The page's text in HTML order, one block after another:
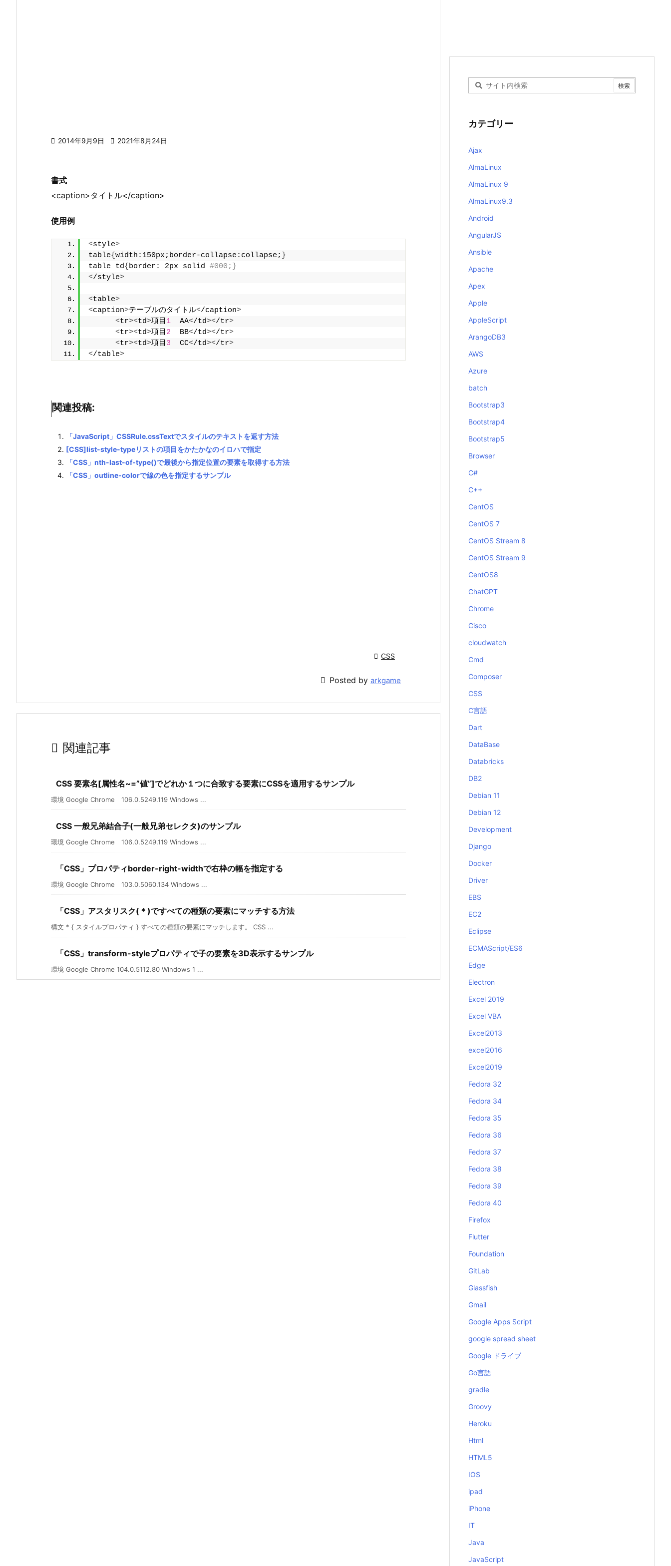
 2014年9月9日  2021年8月24日
書式
<caption>タイトル</caption>
使用例
<style>
table{width:150px;border-collapse:collapse; }
table td{ border: 2px solid #000;}
</style>
<table>
<caption>テーブルのタイトル</caption>
<tr><td>項目 1
  AA
</td></tr>
<tr><td>項目 2
  BB
</td></tr>
<tr><td>項目 3
  CC
</td></tr>
</table>
関連投稿:
「JavaScript」CSSRule.cssTextでスタイルのテキストを返す方法
[CSS]list-style-typeリストの項目をかたかなのイロハで指定
「CSS」nth-last-of-type()で最後から指定位置の要素を取得する方法
「CSS」outline-colorで線の色を指定するサンプル
 CSS
 Posted by arkgame
 関連記事
CSS 要素名[属性名~=”値”]でどれか１つに合致する要素にCSSを適用するサンプル
環境 Google Chrome 106.0.5249.119 Windows ...
CSS 一般兄弟結合子(一般兄弟セレクタ)のサンプル
環境 Google Chrome 106.0.5249.119 Windows ...
「CSS」プロパティborder-right-widthで右枠の幅を指定する
環境 Google Chrome 103.0.5060.134 Windows ...
「CSS」アスタリスク(＊)ですべての種類の要素にマッチする方法
構文 * { スタイルプロパティ } すべての種類の要素にマッチします。 CSS ...
「CSS」transform-styleプロパティで子の要素を3D表示するサンプル
環境 Google Chrome 104.0.5112.80 Windows 1 ...
カテゴリー
Ajax
AlmaLinux
AlmaLinux 9
AlmaLinux9.3
Android
AngularJS
Ansible
Apache
Apex
Apple
AppleScript
ArangoDB3
AWS
Azure
batch
Bootstrap3
Bootstrap4
Bootstrap5
Browser
C#
C++
CentOS
CentOS 7
CentOS Stream 8
CentOS Stream 9
CentOS8
ChatGPT
Chrome
Cisco
cloudwatch
Cmd
Composer
CSS
C言語
Dart
DataBase
Databricks
DB2
Debian 11
Debian 12
Development
Django
Docker
Driver
EBS
EC2
Eclipse
ECMAScript/ES6
Edge
Electron
Excel 2019
Excel VBA
Excel2013
excel2016
Excel2019
Fedora 32
Fedora 34
Fedora 35
Fedora 36
Fedora 37
Fedora 38
Fedora 39
Fedora 40
Firefox
Flutter
Foundation
GitLab
Glassfish
Gmail
Google Apps Script
google spread sheet
Google ドライブ
Go言語
gradle
Groovy
Heroku
Html
HTML5
IOS
ipad
iPhone
IT
Java
JavaScript